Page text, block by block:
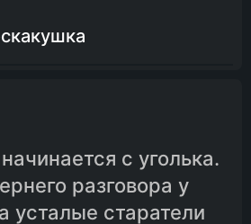
с уголька.
разговора у
усталые старатели